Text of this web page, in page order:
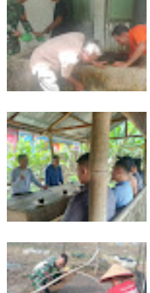
Semangat Gotong Royong,
Babinsa dan Warga Bersihkan
Penampungan Air Masjid
Sambil Ngopi, Plh. Pasiter
Kodim 0118/Subulussalam